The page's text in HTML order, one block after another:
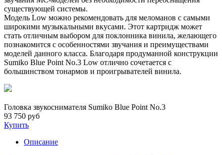
существующей системы.
Модель Low можно рекомендовать для меломанов с самыми
широкими музыкальными вкусами. Этот картридж может
стать отличным выбором для поклонника винила, желающего
познакомится с особенностями звучания и преимуществами
моделей данного класса. Благодаря продуманной конструкции
Sumiko Blue Point No.3 Low отлично сочетается с
большинством тонармов и проигрывателей винила.
Головка звукоснимателя Sumiko Blue Point No.3
93 750 руб
Купить
Описание